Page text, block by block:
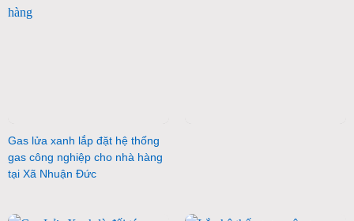
Gas lửa xanh lắp đặt hệ thống
gas công nghiệp cho nhà hàng
tại Xã Nhuận Đức